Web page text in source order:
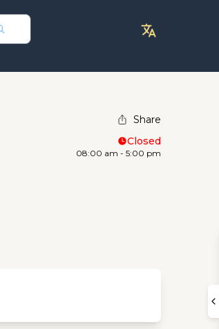
Share
Closed
08:00 am - 5:00 pm